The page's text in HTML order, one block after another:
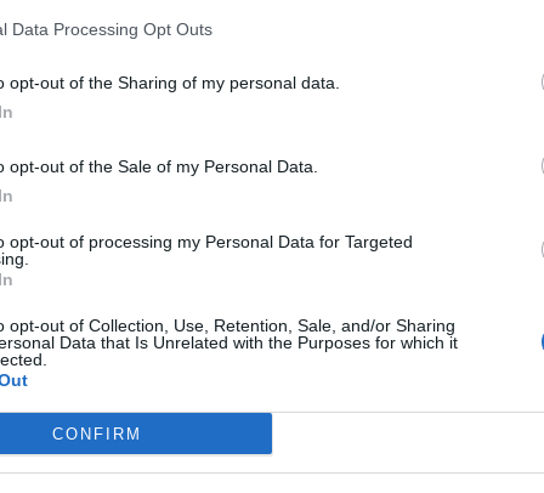
Data Processing Opt Outs
opt-out of the Sharing of my personal data.
opt-out of the Sale of my Personal Data.
opt-out of processing my Personal Data for Targeted
opt-out of Collection, Use, Retention, Sale, and/or Sharing
Data that Is Unrelated with the Purposes for which it
CONFIRM
L'Hotel Aries è un moderno 3 stelle di Vicenza situato in posizione
commerciale Palladio. Dotato di sale meeting, Ristorante e
soggiorni di piacere e di lav...